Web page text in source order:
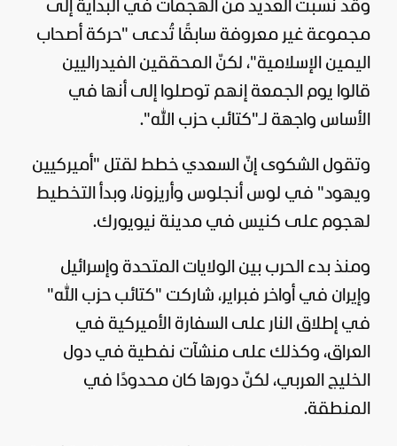
وقد نُسبت العديد من الهجمات في البداية إلى
مجموعة غير معروفة سابقًا تُدعى "حركة أصحاب
اليمين الإسلامية"، لكنّ المحققين الفيدراليين
قالوا يوم الجمعة إنهم توصلوا إلى أنها في
الأساس واجهة لـ"كتائب حزب الله".
وتقول الشكوى إنّ السعدي خطط لقتل "أميركيين
ويهود" في لوس أنجلوس وأريزونا، وبدأ التخطيط
لهجوم على كنيس في مدينة نيويورك.
ومنذ بدء الحرب بين الولايات المتحدة وإسرائيل
وإيران في أواخر فبراير، شاركت "كتائب حزب الله"
في إطلاق النار على السفارة الأميركية في
العراق، وكذلك على منشآت نفطية في دول
الخليج العربي، لكنّ دورها كان محدودًا في
المنطقة.